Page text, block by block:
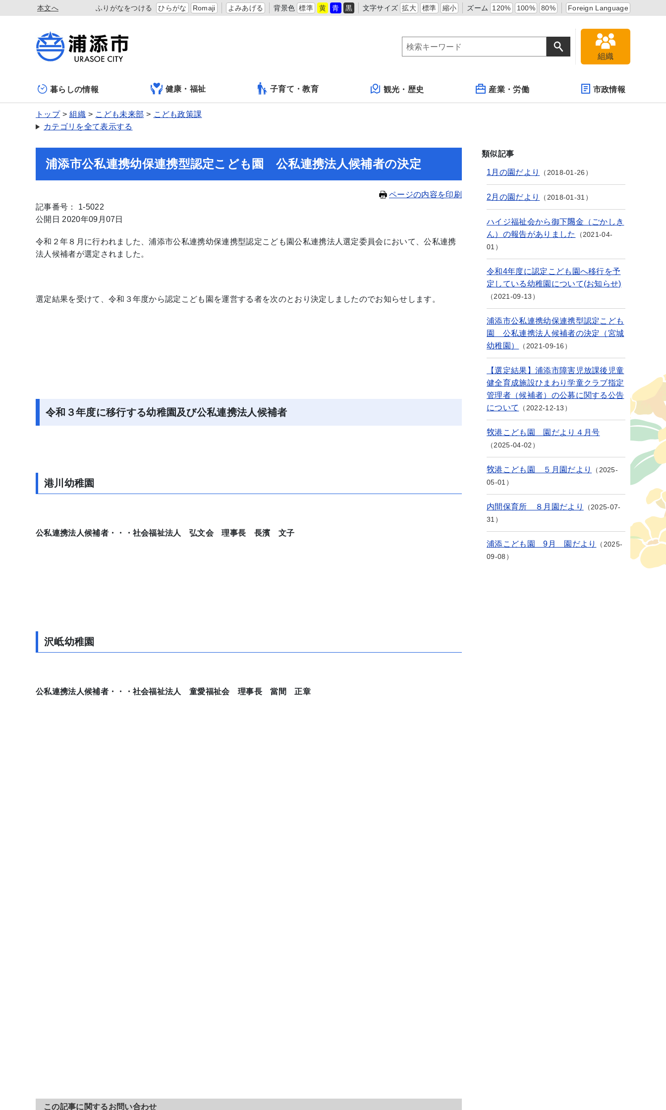
本文へ ふりがなをつける ひらがな Romaji よみあげる 背景色 標準 黄 青 黒 文字サイズ 拡大 標準 縮小 ズーム 120% 100% 80% Foreign Language
組織
暮らしの情報 健康・福祉 子育て・教育 観光・歴史 産業・労働 市政情報
トップ 組織 こども未来部
こども政策課
カテゴリを全て表示する
浦添市公私連携幼保連携型認定こども園 公私連携法人候補者の決定
ページの内容を印刷
記事番号： 1-5022
公開日 2020年09月07日
令和２年８月に行われました、浦添市公私連携幼保連携型認定こども園公私連携法人選定委員会において、公私連携
法人候補者が選定されました。
選定結果を受けて、令和３年度から認定こども園を運営する者を次のとおり決定しましたのでお知らせします。
令和３年度に移行する幼稚園及び公私連携法人候補者
港川 幼稚園
公私連携法人候補者・・・社会福祉法人 弘文会理事長 長濱 文子
沢岻幼稚園
公私連携法人候補者・・・社会福祉法人 童愛福祉会 理事長 當間 正章
この記事に関するお問い合わせ
類似記事
1月の園だより 2018-01-26
2月の園だより 2018-01-31
ハイジ福祉会から御下賜金（ごかしき
ん）の報告がありました
2021-04-
01
令和4年度に認定こども園へ移行を予
定している幼稚園について(お知らせ)
2021-09-13
浦添市公私連携幼保連携型認定こども
園 公私連携法人候補者の決定（宮城
幼稚園）
2021-09-16
【選定結果】浦添市障害児放課後児童
健全育成施設ひまわり学童クラブ指定
管理者（候補者）の公募に関する公告
について
2022-12-13
牧港こども園 園だより４月号
2025-04-02
牧港こども園 ５月園だより
2025-
05-01
内間保育所 ８月園だより
2025-07-
31
浦添こども園 9月 園だより
2025-
09-08